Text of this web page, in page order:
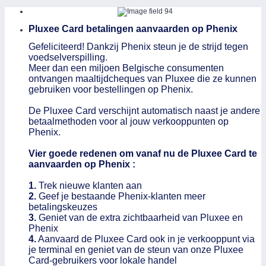
Pluxee Card betalingen aanvaarden op Phenix
Gefeliciteerd! Dankzij Phenix steun je de strijd tegen
voedselverspilling.
Meer dan een miljoen Belgische consumenten
ontvangen maaltijdcheques van Pluxee die ze kunnen
gebruiken voor bestellingen op Phenix.
De Pluxee Card verschijnt automatisch naast je andere
betaalmethoden voor al jouw verkooppunten op
Phenix.
Vier goede redenen om vanaf nu de Pluxee Card te
aanvaarden op Phenix :
1. Trek nieuwe klanten aan
2. Geef je bestaande Phenix-klanten meer
betalingskeuzes
3. Geniet van de extra zichtbaarheid van Pluxee en
Phenix
4.Aanvaard de Pluxee Card ook in je verkooppunt via
je terminal en geniet van de steun van onze Pluxee
Card-gebruikers voor lokale handel